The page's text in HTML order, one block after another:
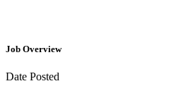
Job Overview
Date Posted